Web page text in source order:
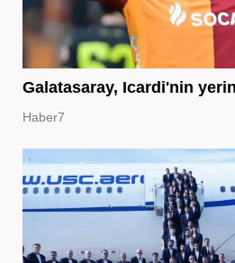
Galatasaray, Icardi'nin
Haber7